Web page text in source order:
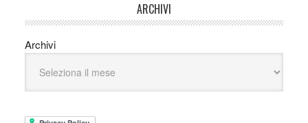
ARCHIVI
Archivi